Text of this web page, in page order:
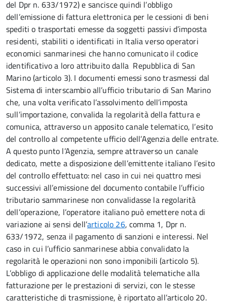
del Dpr n. 633/1972) e sancisce quindi l’obbligo
dell’emissione di fattura elettronica per le cessioni di beni
spediti o trasportati emesse da soggetti passivi d’imposta
residenti, stabiliti o identificati in Italia verso operatori
economici sanmarinesi che hanno comunicato il codice
identificativo a loro attribuito dalla Repubblica di San
Marino (articolo 3). I documenti emessi sono trasmessi dal
Sistema di interscambio all’ufficio tributario di San Marino
che, una volta verificato l’assolvimento dell’imposta
sull’importazione, convalida la regolarità della fattura e
comunica, attraverso un apposito canale telematico, l’esito
del controllo al competente ufficio dell’Agenzia delle entrate.
A questo punto l’Agenzia, sempre attraverso un canale
dedicato, mette a disposizione dell’emittente italiano l’esito
del controllo effettuato: nel caso in cui nei quattro mesi
successivi all’emissione del documento contabile l’ufficio
tributario sammarinese non convalidasse la regolarità
dell’operazione, l’operatore italiano può emettere nota di
variazione ai sensi dell’articolo 26, comma 1, Dpr n.
633/1972, senza il pagamento di sanzioni e interessi. Nel
caso in cui l’ufficio sanmarinese abbia convalidato la
regolarità le operazioni non sono imponibili (articolo 5).
L’obbligo di applicazione delle modalità telematiche alla
fatturazione per le prestazioni di servizi, con le stesse
caratteristiche di trasmissione, è riportato all’articolo 20.